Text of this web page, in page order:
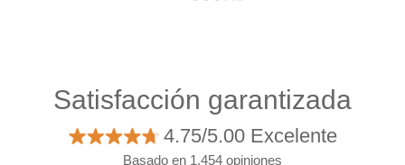
Satisfacción garantizada
4.75/5.00 Excelente
Basado en 1.454 opiniones